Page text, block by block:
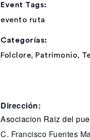
Event Tags:
evento ruta
Categorías:
Folclore, Patrimonio,
Dirección:
Asociacion Raiz del
C. Francisco Fuentes